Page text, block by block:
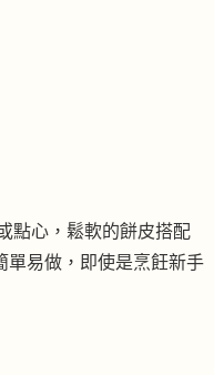
點心，鬆軟的餅皮搭配
單易做，即使是烹飪新手